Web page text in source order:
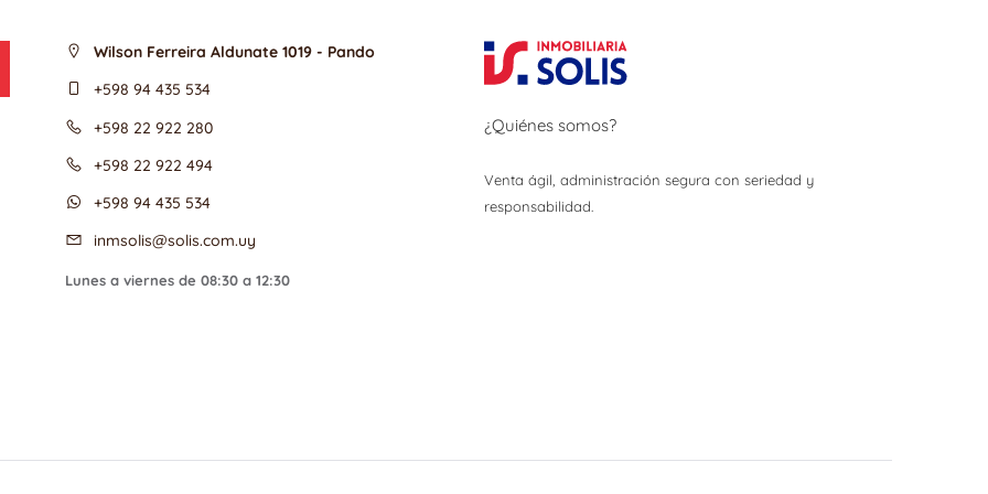
Wilson Ferreira Aldunate 1019 - Pando
+598 94 435 534
+598 22 922 280
+598 22 922 494
+598 94 435 534
inmsolis@solis.com.uy
Lunes a viernes de 08:30 a 12:30
¿Quiénes somos?
Venta ágil, administración segura con seriedad y
responsabilidad.